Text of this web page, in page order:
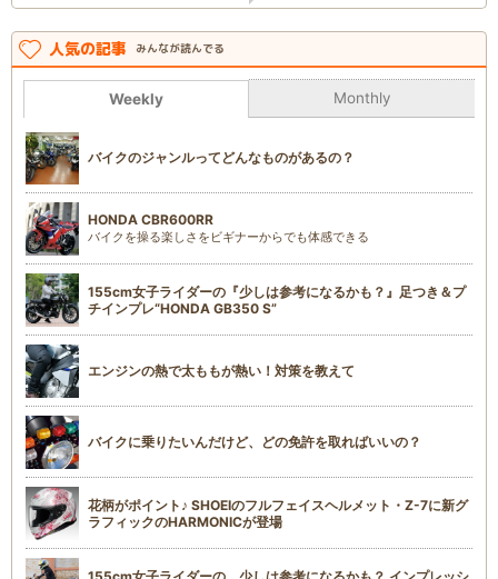
人気の記事 みんなが読んでる
Weekly Monthly
バイクのジャンルってどんなものがあるの？
HONDA CBR600RR
バイクを操る楽しさをビギナーからでも体感できる
155cm女子ライダーの『少しは参考になるかも？』足つき＆プ
チインプレ“HONDA GB350 S”
エンジンの熱で太ももが熱い！対策を教えて
バイクに乗りたいんだけど、どの免許を取ればいいの？
花柄がポイント♪ SHOEIのフルフェイスヘルメット・Z-7に新グ
ラフィックのHARMONICが登場